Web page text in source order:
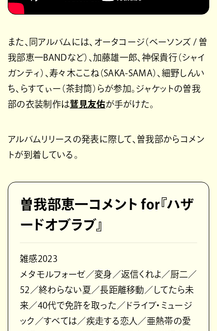
また、同アルバムには、オータコージ（ベーソンズ / 曽
我部恵一BANDなど）、加藤雄一郎、神保貴行（シャイ
ガンティ）、寿々木ここね（SAKA-SAMA）、細野しんい
ち、らすてぃー（茶封筒）らが参加。ジャケットの曽我
部の衣装制作は鷲見友佑が手がけた。
アルバムリリースの発表に際して、曽我部からコメン
トが到着している。
曽我部恵一コメント for『ハザ
ードオブラブ』
雑感2023
メタモルフォーゼ／変身／返信くれよ／厨二／
52／終わらない夏／長距離移動／してたら未
来／40代で免許を取った／ドライブ・ミュージ
ック／すべては／疾走する恋人／亜熱帯の愛